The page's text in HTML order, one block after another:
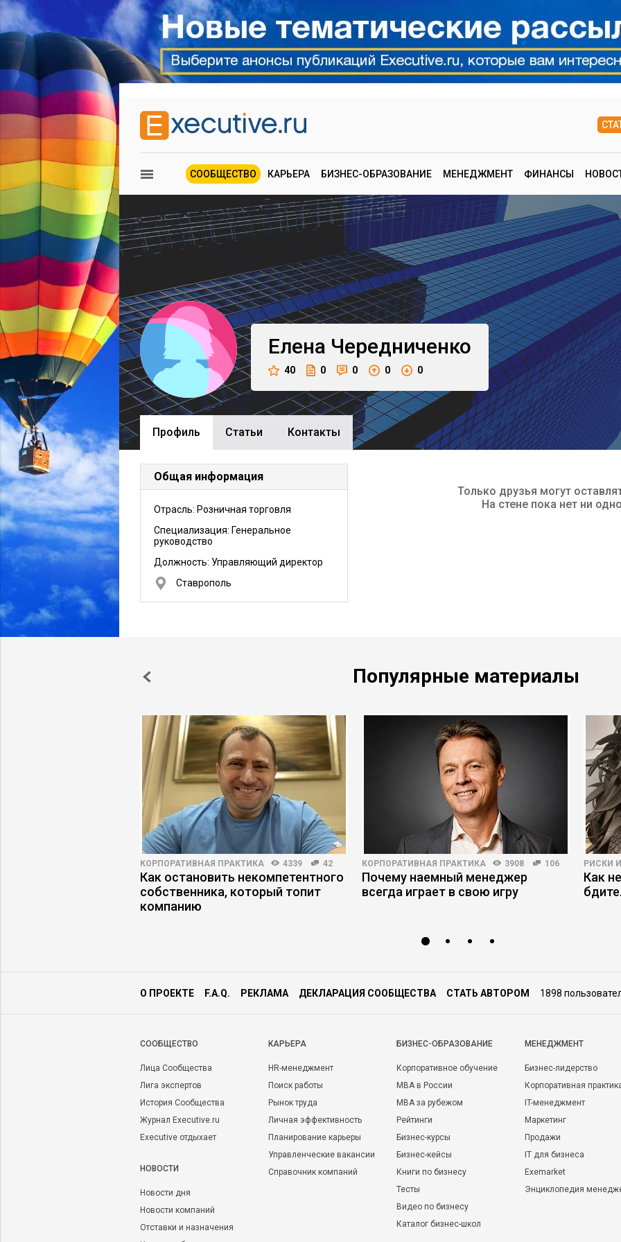
СООБЩЕСТВО КАРЬЕРА БИЗНЕС-ОБРАЗОВАНИЕ МЕНЕДЖМЕНТ ФИНАНСЫ
Елена Чередниченко
40 0 0 0 0
Профиль Cтатьи Контакты
Общая информация
Отрасль: Розничная торговля
Специализация: Генеральное
руководство
Должность: Управляющий директор
Ставрополь
Только друзья могут
На стене пока нет ни
Популярные материалы
КОРПОРАТИВНАЯ ПРАКТИКА 4339 42
Как остановить некомпетентного
собственника, который топит
компанию
КОРПОРАТИВНАЯ ПРАКТИКА 3908 106
Почему наемный менеджер
всегда играет в свою игру
РИСКИ
Как
О ПРОЕКТЕ F.A.Q. РЕКЛАМА ДЕКЛАРАЦИЯ СООБЩЕСТВА СТАТЬ АВТОРОМ 1898
CООБЩЕСТВО
Лица Сообщества
Лига экспертов
История Сообщества
Журнал Executive.ru
Executive отдыхает
НОВОСТИ
Новости дня
Новости компаний
Отставки и назначения
КАРЬЕРА
HR-менеджмент
Поиск работы
Рынок труда
Личная эффективность
Планирование карьеры
Управленческие вакансии
Справочник компаний
БИЗНЕС-ОБРАЗОВАНИЕ
Корпоративное обучение
MBA в России
MBA за рубежом
Рейтинги
Бизнес-курсы
Бизнес-кейсы
Книги по бизнесу
Тесты
Видео по бизнесу
Каталог бизнес-школ
МЕНЕДЖМЕНТ
Бизнес-лидерство
Корпоративная
IT-менеджмент
Маркетинг
Продажи
IT для бизнеса
Exemarket
Энциклопедия